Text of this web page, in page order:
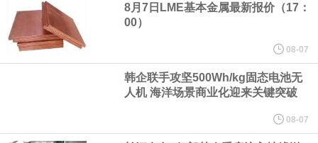
所做的工作“非常满意”。特朗普在社交媒体上发帖称，一些媒体有关
他与赫格塞思就弹药短缺问题发生冲突的报道是“完全没有根据的谣
言”，他对赫格塞思所做的工作“非常满意”。
8月7日LME基本金属最新报价（17：
00）
08-07
韩企联手攻坚500Wh/kg固态电池无
人机 海洋场景商业化迎来关键突破
08-07